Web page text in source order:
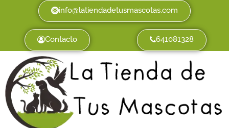
info@latiendadetusmascotas.com
Contacto 641081328